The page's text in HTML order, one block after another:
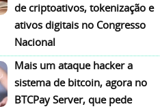
de criptoativos, tokenização e
ativos digitais no Congresso
Nacional
Mais um ataque hacker a
sistema de bitcoin, agora no
BTCPay Server, que pede